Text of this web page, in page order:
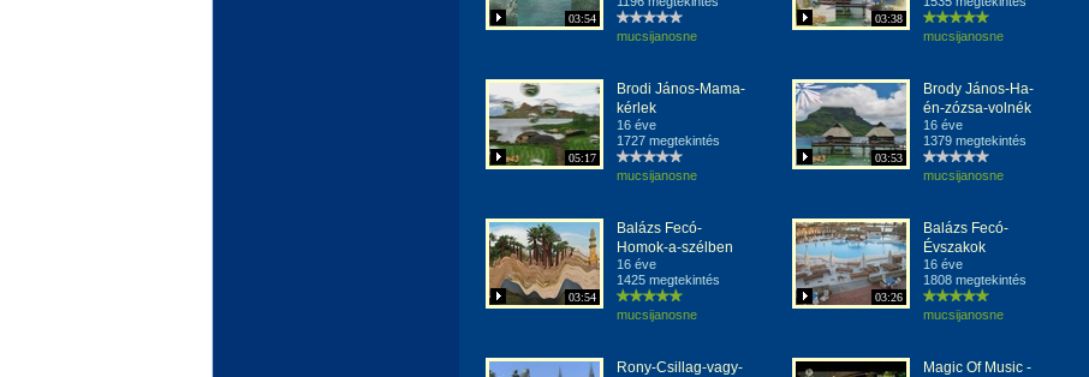
03:54
mucsijanosne
03:38
mucsijanosne
05:17
Brodi János-Mama-
kérlek
16 éve
1727 megtekintés
mucsijanosne
03:53
Brody János-Ha-
én-zózsa-volnék
16 éve
1379 megtekintés
mucsijanosne
03:54
Balázs Fecó-
Homok-a-szélben
16 éve
1425 megtekintés
mucsijanosne
03:26
Balázs Fecó-
Évszakok
16 éve
1808 megtekintés
mucsijanosne
Rony-Csillag-vagy-
Magic Of Music -